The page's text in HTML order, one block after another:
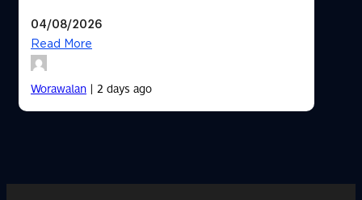
04/08/2026
Read More
Worawalan| 2 days ago